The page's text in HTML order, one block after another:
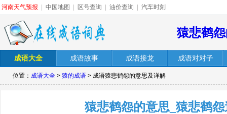
河南天气预报 中国地图 区号查询 油价查询 汽车时刻
猿悲鹤
成语大全 成语故事 成语接龙 成语对对子
位置： 成语大全 > 猿的成语 > 成语猿悲鹤怨的意思及详解
猿悲鹤怨的意思_猿悲鹤